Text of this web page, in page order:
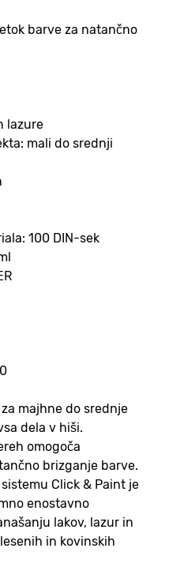
barve za natančno
lazure
mali do srednji
100 DIN-sek
majhne do srednje
dela v hiši.
omogoča
brizganje barve.
Click & Paint je
enostavno
lakov, lazur in
in kovinskih